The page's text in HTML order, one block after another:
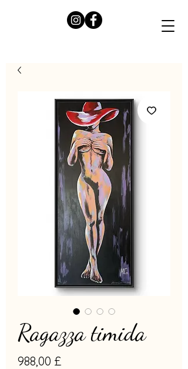
Ragazza timida
988,00 £Prezzo